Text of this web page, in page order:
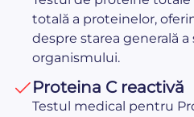
totală a proteinelor,
despre starea generală
organismului.
Proteina C reactivă
Testul medical pentru